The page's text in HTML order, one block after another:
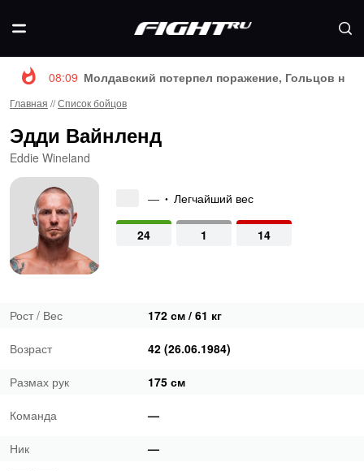
08:09 Молдавский потерпел поражение, Гольцов
Главная //Список бойцов
Эдди Вайнленд
Eddie Wineland
— • Легчайший вес
24 1 14
Рост / Вес 172 см / 61 кг
Возраст 42 (26.06.1984)
Размах рук 175 см
Команда —
Ник —